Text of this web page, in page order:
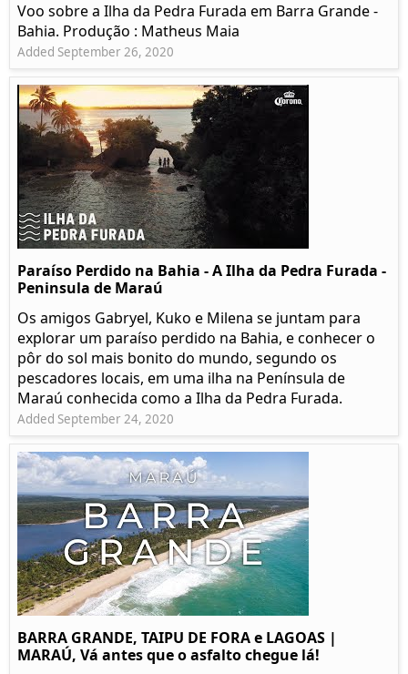
Voo sobre a Ilha da Pedra Furada em Barra Grande -
Bahia. Produção : Matheus Maia
Added September 26, 2020
Paraíso Perdido na Bahia - A Ilha da Pedra Furada -
Peninsula de Maraú
Os amigos Gabryel, Kuko e Milena se juntam para
explorar um paraíso perdido na Bahia, e conhecer o
pôr do sol mais bonito do mundo, segundo os
pescadores locais, em uma ilha na Península de
Maraú conhecida como a Ilha da Pedra Furada.
Added September 24, 2020
BARRA GRANDE, TAIPU DE FORA e LAGOAS |
MARAÚ, Vá antes que o asfalto chegue lá!